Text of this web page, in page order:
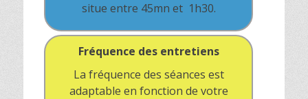
situe entre 45mn et 1h30.
Fréquence des entretiens
La fréquence des séances est
adaptable en fonction de votre